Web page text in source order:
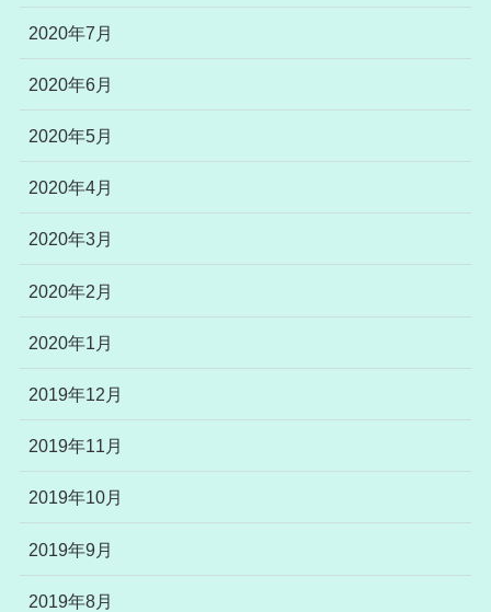
2020年7月
2020年6月
2020年5月
2020年4月
2020年3月
2020年2月
2020年1月
2019年12月
2019年11月
2019年10月
2019年9月
2019年8月